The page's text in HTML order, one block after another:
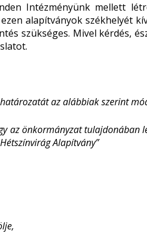
Intézményünk mellett
alapítványok székhelyét
szükséges. Mivel kérdés,
határozatát az alábbiak szerint
az önkormányzat tulajdonában
Alapítvány”